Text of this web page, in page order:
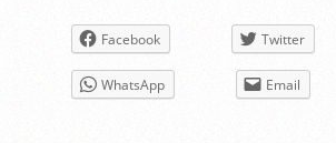
Facebook Twitter
WhatsApp Email